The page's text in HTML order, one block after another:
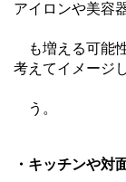
アイロンや美容
も増える可能
考えてイメージ
う。
・キッチンや対